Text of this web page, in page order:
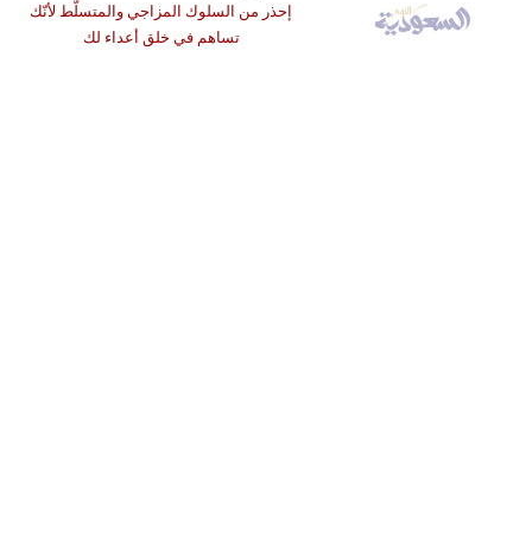
إحذر من السلوك المزاجي والمتسلّط لأنّك
تساهم في خلق أعداء لك